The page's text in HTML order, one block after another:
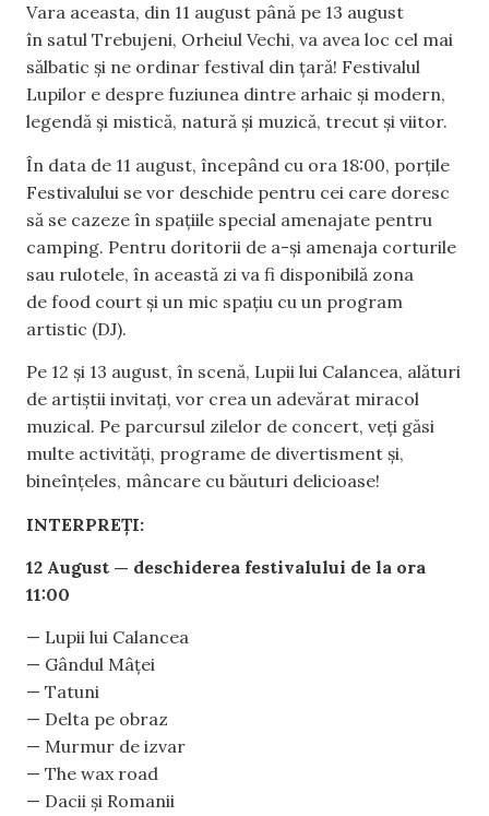
Vara aceasta, din 11 august până pe 13 august
în satul Trebujeni, Orheiul Vechi, va avea loc cel mai
sălbatic și ne ordinar festival din țară! Festivalul
Lupilor e despre fuziunea dintre arhaic și modern,
legendă și mistică, natură și muzică, trecut și viitor.
În data de 11 august, începând cu ora 18:00, porțile
Festivalului se vor deschide pentru cei care doresc
să se cazeze în spațiile special amenajate pentru
camping. Pentru doritorii de a-și amenaja corturile
sau rulotele, în această zi va fi disponibilă zona
de food court și un mic spațiu cu un program
artistic (DJ).
Pe 12 și 13 august, în scenă, Lupii lui Calancea, alături
de artiștii invitați, vor crea un adevărat miracol
muzical. Pe parcursul zilelor de concert, veți găsi
multe activități, programe de divertisment și,
bineînțeles, mâncare cu băuturi delicioase!
INTERPREȚI:
12 August — deschiderea festivalului de la ora
11:00
— Lupii lui Calancea
— Gândul Mâței
— Tatuni
— Delta pe obraz
— Murmur de izvar
— The wax road
— Dacii și Romanii